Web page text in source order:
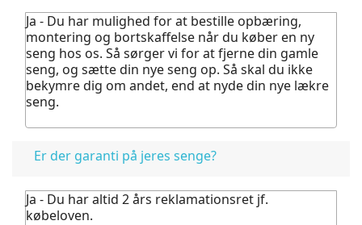
Ja - Du har mulighed for at bestille opbæring,
montering og bortskaffelse når du køber en ny
seng hos os. Så sørger vi for at fjerne din gamle
seng, og sætte din nye seng op. Så skal du ikke
bekymre dig om andet, end at nyde din nye lækre
seng.
Er der garanti på jeres senge?
Ja - Du har altid 2 års reklamationsret jf.
købeloven.